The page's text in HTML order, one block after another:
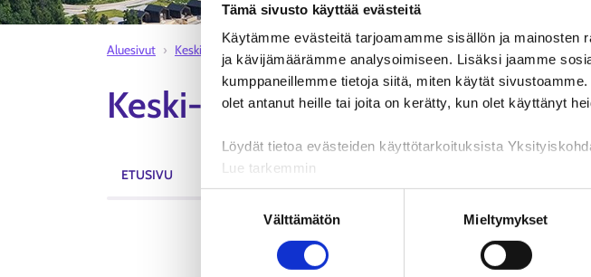
Tämä sivusto käyttää evästeitä
Käytämme evästeitä tarjoamamme sisällön ja
ja kävijämäärämme analysoimiseen. Lisäksi jaamme
kumppaneillemme tietoja siitä, miten käytät
olet antanut heille tai joita on kerätty, kun olet käyttänyt
Löydät tietoa evästeiden käyttötarkoituksista
Lue tarkemmin
Evästeet
Tietosuoja ja henkilötietojen käsittely
Välttämätön Mieltymykset
Aluesivut Keski-Pohjanmaan työllisyysalue Kokkola Koulutukset
Keski-Pohjanmaan
ETUSIVU AJANKOHTAISTA